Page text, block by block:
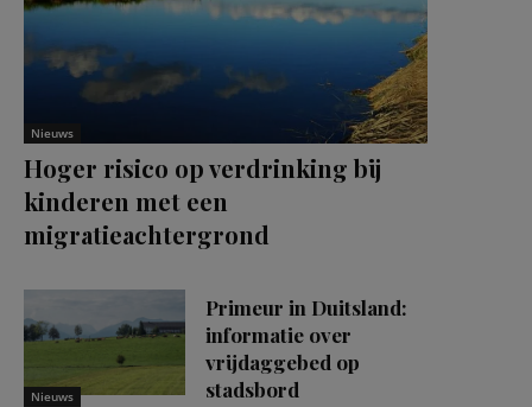
Nieuws
Hoger risico op verdrinking bij
kinderen met een
migratieachtergrond
Nieuws
Primeur in Duitsland:
informatie over
vrijdaggebed op
stadsbord